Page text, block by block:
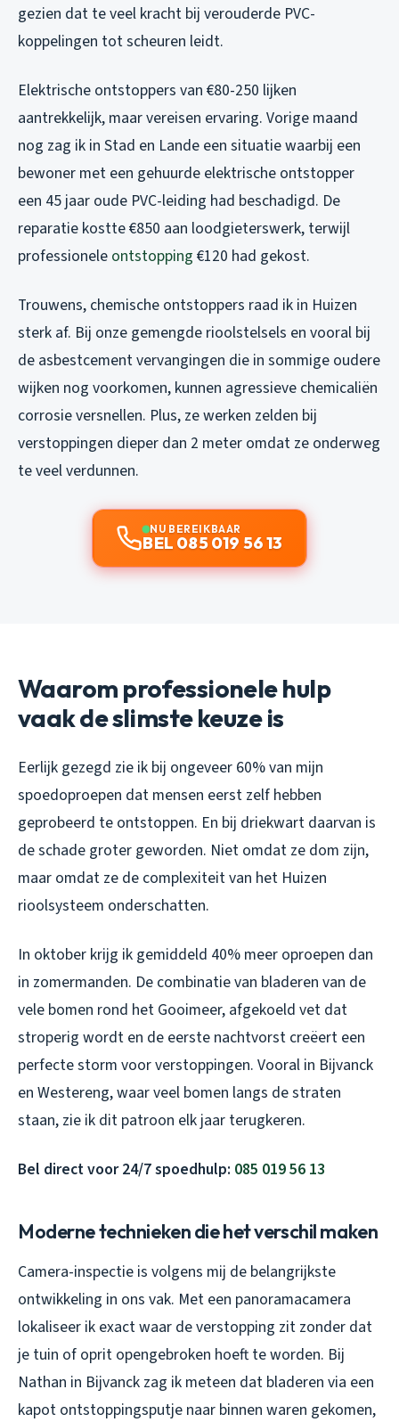
gezien dat te veel kracht bij verouderde PVC-
koppelingen tot scheuren leidt.
Elektrische ontstoppers van €80-250 lijken
aantrekkelijk, maar vereisen ervaring. Vorige maand
nog zag ik in Stad en Lande een situatie waarbij een
bewoner met een gehuurde elektrische ontstopper
een 45 jaar oude PVC-leiding had beschadigd. De
reparatie kostte €850 aan loodgieterswerk, terwijl
professionele ontstopping €120 had gekost.
Trouwens, chemische ontstoppers raad ik in Huizen
sterk af. Bij onze gemengde rioolstelsels en vooral bij
de asbestcement vervangingen die in sommige oudere
wijken nog voorkomen, kunnen agressieve chemicaliën
corrosie versnellen. Plus, ze werken zelden bij
verstoppingen dieper dan 2 meter omdat ze onderweg
te veel verdunnen.
NU BEREIKBAAR
BEL 085 019 56 13
Waarom professionele hulp
vaak de slimste keuze is
Eerlijk gezegd zie ik bij ongeveer 60% van mijn
spoedoproepen dat mensen eerst zelf hebben
geprobeerd te ontstoppen. En bij driekwart daarvan is
de schade groter geworden. Niet omdat ze dom zijn,
maar omdat ze de complexiteit van het Huizen
rioolsysteem onderschatten.
In oktober krijg ik gemiddeld 40% meer oproepen dan
in zomermanden. De combinatie van bladeren van de
vele bomen rond het Gooimeer, afgekoeld vet dat
stroperig wordt en de eerste nachtvorst creëert een
perfecte storm voor verstoppingen. Vooral in Bijvanck
en Westereng, waar veel bomen langs de straten
staan, zie ik dit patroon elk jaar terugkeren.
Bel direct voor 24/7 spoedhulp: 085 019 56 13
Moderne technieken die het verschil maken
Camera-inspectie is volgens mij de belangrijkste
ontwikkeling in ons vak. Met een panoramacamera
lokaliseer ik exact waar de verstopping zit zonder dat
je tuin of oprit opengebroken hoeft te worden. Bij
Nathan in Bijvanck zag ik meteen dat bladeren via een
kapot ontstoppingsputje naar binnen waren gekomen,